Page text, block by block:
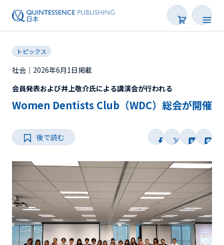
新着
トピックス
Web限定
後で読む
トピックス
社会｜2026年6月1日掲載
会員発表および井上敬介氏による講演会が行われる
Women Dentists Club（WDC）総会が開催
後で読む